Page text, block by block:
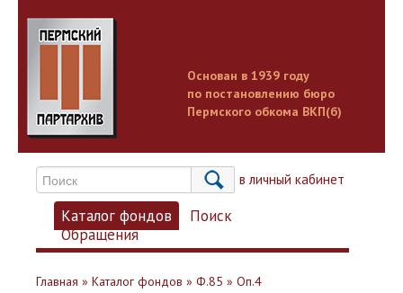
Основан в 1939 году
по постановлению бюро
Пермского обкома ВКП(б)
Вход в личный кабинет
Каталог фондов
Поиск
Обращения
Главная » Каталог фондов » Ф.85 » Оп.4